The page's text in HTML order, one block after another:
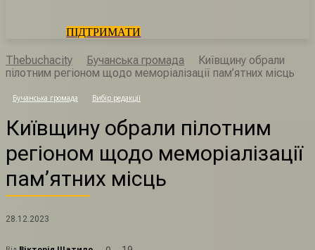
ПІДТРИМАТИ
Thebuchacity Бучанська громада
Київщину обрали
пілотним регіоном щодо меморіалізації пам’ятних місць
Бучанська громада Вибір редакції
Київщину обрали пілотним
регіоном щодо меморіалізації
пам’ятних місць
28.12.2023